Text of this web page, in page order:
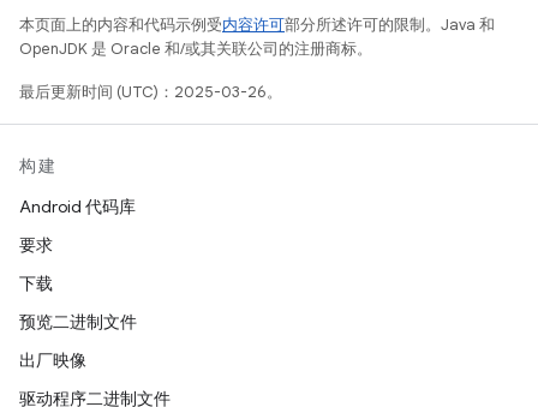
本页面上的内容和代码示例受内容许可部分所述许可的限制。Java 和
OpenJDK 是 Oracle 和/或其关联公司的注册商标。
最后更新时间 (UTC)：2025-03-26。
构建
Android 代码库
要求
下载
预览二进制文件
出厂映像
驱动程序二进制文件